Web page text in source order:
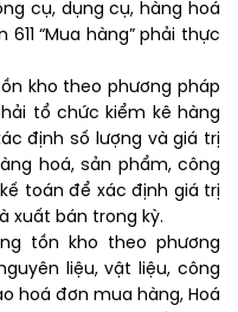
cụ, dụng cụ, hàng hoá
“Mua hàng” phải thực
kho theo phương pháp
tổ chức kiểm kê hàng
định số lượng và giá trị
hoá, sản phẩm, công
toán để xác định giá trị
xuất bán trong kỳ.
tồn kho theo phương
liệu, vật liệu, công
hoá đơn mua hàng, Hoá